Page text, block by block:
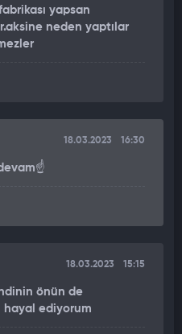
yapsan
neden yaptılar
18.03.2023 16:30
18.03.2023 15:15
önün de
ediyorum